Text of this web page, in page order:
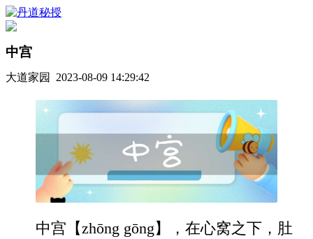
中宫
大道家园 2023-08-09 14:29:42
中宫【zhōng gōng】，在心窝之下，肚